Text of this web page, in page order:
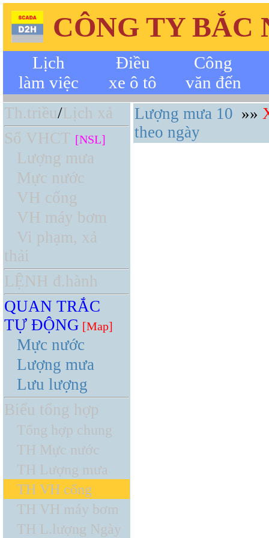
CÔNG TY BẮC
Lịch
làm việc
Điều
xe ô tô
Công
văn đến
Th.triều/Lịch xả
Sổ VHCT [NSL]
Lượng mưa
Mực nước
VH cống
VH máy bơm
Vi phạm, xả
thải
LỆNH đ.hành
QUAN TRẮC
TỰ ĐỘNG [Map]
Mực nước
Lượng mưa
Lưu lượng
Biểu tổng hợp
Tổng hợp chung
TH Mực nước
TH Lượng mưa
TH VH cống
TH VH máy bơm
TH L.lượng Ngày
Lượng mưa 10 »»
theo ngày